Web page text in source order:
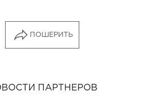
ПОШЕРИТЬ
ПАРТНЕРОВ